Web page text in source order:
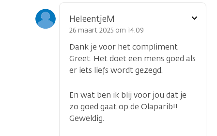
HeleentjeM
26 maart 2025 om 14.09
Dank je voor het compliment
Greet. Het doet een mens goed als
er iets liefs wordt gezegd.
En wat ben ik blij voor jou dat je
zo goed gaat op de Olaparib!!
Geweldig.
Toon